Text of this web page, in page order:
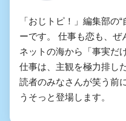
「おじトピ！」編集部の
ーです。 仕事も恋も、ぜ
ネットの海から「事実だ
仕事は、主観を極力排し
読者のみなさんが笑う前
うそっと登場します。